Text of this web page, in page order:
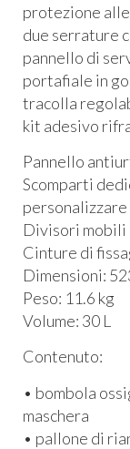
protezione
due serrature
pannello di
portafiale in
tracolla
kit adesivo
Pannello
Scomparti
Divisori mobili
Cinture di
Dimensioni:
Peso: 11.6 kg
Volume: 30 L
Contenuto:
• bombola
maschera
• pallone di